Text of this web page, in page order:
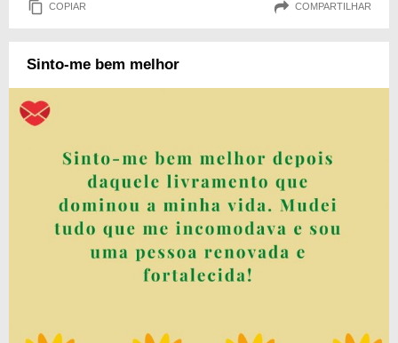
COPIAR COMPARTILHAR
Sinto-me bem melhor